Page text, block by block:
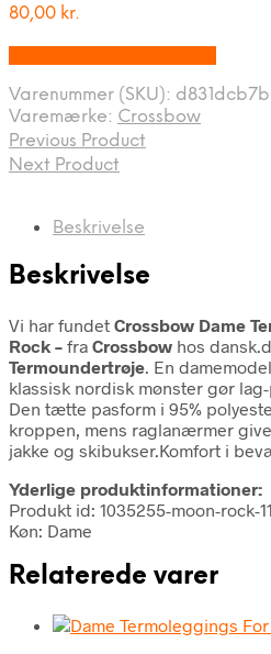
80,00 kr.
Varenummer (SKU):
Varemærke: Crossbow
Previous Product
Next Product
Beskrivelse
Beskrivelse
Vi har fundet Crossbow Dame
Rock – fra Crossbow hos
Termoundertrøje. En
klassisk nordisk mønster gør
Den tætte pasform i 95%
kroppen, mens raglanærmer
jakke og skibukser.Komfort i
Yderlige produktinformationer:
Produkt id: 1035255-moon-rock-
Køn: Dame
Relaterede varer